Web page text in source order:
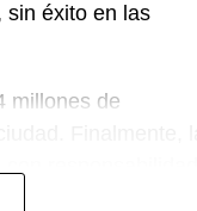
sin éxito en las
millones de